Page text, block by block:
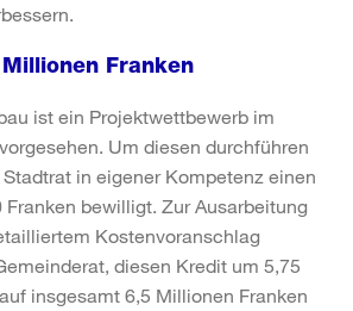
Franken
ist ein Projektwettbewerb im
Um diesen durchführen
in eigener Kompetenz einen
Franken bewilligt. Zur Ausarbeitung
Kostenvoranschlag
diesen Kredit um 5,75
insgesamt 6,5 Millionen Franken